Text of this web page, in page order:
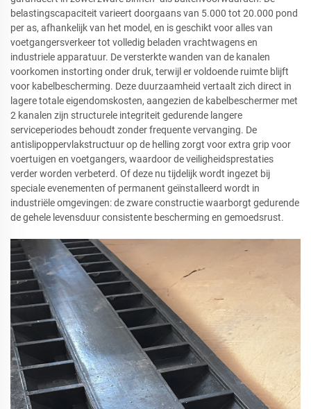
belastingscapaciteit varieert doorgaans van 5.000 tot 20.000 pond
per as, afhankelijk van het model, en is geschikt voor alles van
voetgangersverkeer tot volledig beladen vrachtwagens en
industriele apparatuur. De versterkte wanden van de kanalen
voorkomen instorting onder druk, terwijl er voldoende ruimte blijft
voor kabelbescherming. Deze duurzaamheid vertaalt zich direct in
lagere totale eigendomskosten, aangezien de kabelbeschermer met
2 kanalen zijn structurele integriteit gedurende langere
serviceperiodes behoudt zonder frequente vervanging. De
antislipoppervlakstructuur op de helling zorgt voor extra grip voor
voertuigen en voetgangers, waardoor de veiligheidsprestaties
verder worden verbeterd. Of deze nu tijdelijk wordt ingezet bij
speciale evenementen of permanent geïnstalleerd wordt in
industriële omgevingen: de zware constructie waarborgt gedurende
de gehele levensduur consistente bescherming en gemoedsrust.